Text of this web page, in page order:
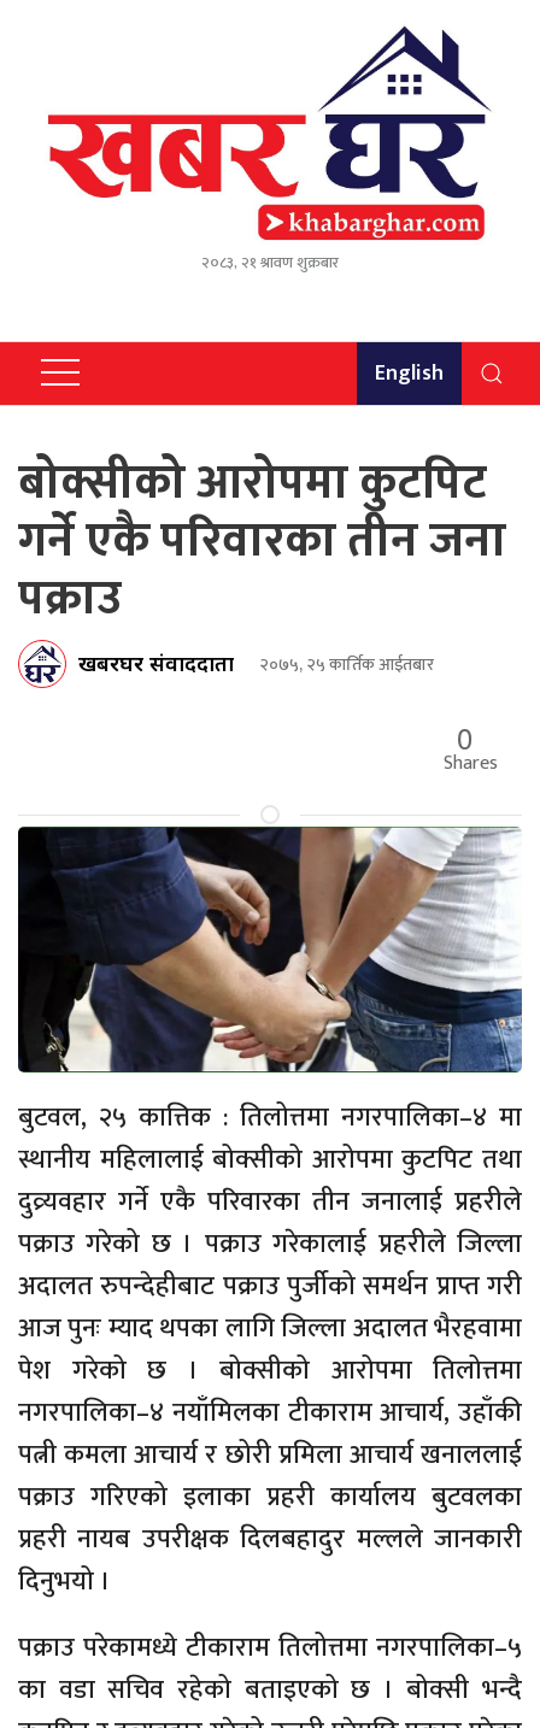
२०८३, २१ श्रावण शुक्रबार
English
बोक्सीको आरोपमा कुटपिट
गर्ने एकै परिवारका तीन जना
पक्राउ
खबरघर संवाददाता २०७५, २५ कार्तिक आईतबार
0
Shares
बुटवल, २५ कात्तिक : तिलोत्तमा नगरपालिका–४ मा
स्थानीय महिलालाई बोक्सीको आरोपमा कुटपिट तथा
दुव्र्यवहार गर्ने एकै परिवारका तीन जनालाई प्रहरीले
पक्राउ गरेको छ । पक्राउ गरेकालाई प्रहरीले जिल्ला
अदालत रुपन्देहीबाट पक्राउ पुर्जीको समर्थन प्राप्त गरी
आज पुनः म्याद थपका लागि जिल्ला अदालत भैरहवामा
पेश गरेको छ । बोक्सीको आरोपमा तिलोत्तमा
नगरपालिका–४ नयाँमिलका टीकाराम आचार्य, उहाँकी
पत्नी कमला आचार्य र छोरी प्रमिला आचार्य खनाललाई
पक्राउ गरिएको इलाका प्रहरी कार्यालय बुटवलका
प्रहरी नायब उपरीक्षक दिलबहादुर मल्लले जानकारी
दिनुभयो ।
पक्राउ परेकामध्ये टीकाराम तिलोत्तमा नगरपालिका–५
का वडा सचिव रहेको बताइएको छ । बोक्सी भन्दै